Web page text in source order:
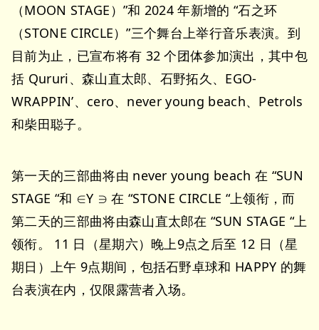
（MOON STAGE）”和 2024 年新增的 “石之环
（STONE CIRCLE）”三个舞台上举行音乐表演。到
目前为止，已宣布将有 32 个团体参加演出，其中包
括 Qururi、森山直太郎、石野拓久、EGO-
WRAPPIN’、cero、never young beach、Petrols
和柴田聪子。
第一天的三部曲将由 never young beach 在 “SUN
STAGE “和 ∈Y ∋ 在 “STONE CIRCLE “上领衔，而
第二天的三部曲将由森山直太郎在 “SUN STAGE “上
领衔。 11 日（星期六）晚上9点之后至 12 日（星
期日）上午 9点期间，包括石野卓球和 HAPPY 的舞
台表演在内，仅限露营者入场。